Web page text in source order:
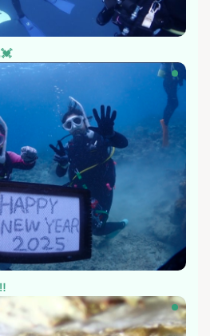
串本マクロ📸祭り٩( ᐛ )و💓